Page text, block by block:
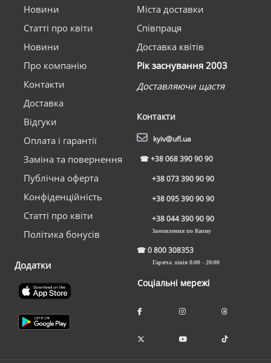
Новини
Статті про квіти
Новини
Про компанію
Контакти
Доставка
Відгуки
Оплата і гарантії
Заміна та повернення
Публічна оферта
Конфіденційність
Статті про квіти
Політика бонусів
Додатки
Міста доставки
Співпраця
Доставка квітів
Рік заснування 2003
Доставляючи щастя
Контакти
kyiv@ufl.ua
☎+38 068 390 90 90
+38 073 390 90 90
+38 095 390 90 90
+38 044 390 90 90
Замовлення по Києву
☎0 800 308353
Гаряча лінія 8:00 - 20:00
Соціальні мережі